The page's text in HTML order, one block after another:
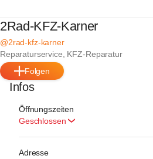
2Rad-KFZ-Karner
@2rad-kfz-karner
Reparaturservice, KFZ-Reparatur
Folgen
Infos
Öffnungszeiten
Geschlossen
Adresse